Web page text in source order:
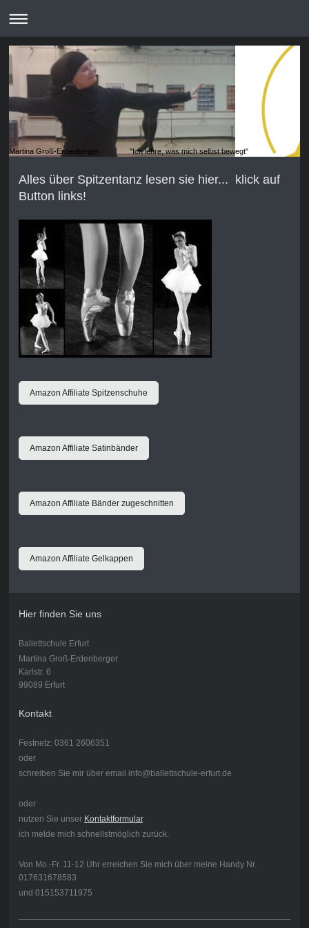
Martina Groß-Erdenberger "Ich lehre, was mich selbst bewegt"
Alles über Spitzentanz lesen sie hier... klick auf
Button links!
Amazon Affiliate Spitzenschuhe
Amazon Affiliate Satinbänder
Amazon Affiliate Bänder zugeschnitten
Amazon Affiliate Gelkappen
Hier finden Sie uns
Ballettschule Erfurt
Martina Groß-Erdenberger
Karlstr. 6
99089 Erfurt
Kontakt
Festnetz: 0361 2606351
oder
schreiben Sie mir über email info@ballettschule-erfurt.de
oder
nutzen Sie unser Kontaktformular.
ich melde mich schnellstmöglich zurück.
Von Mo.-Fr. 11-12 Uhr erreichen Sie mich über meine Handy Nr.
017631678583
und 015153711975